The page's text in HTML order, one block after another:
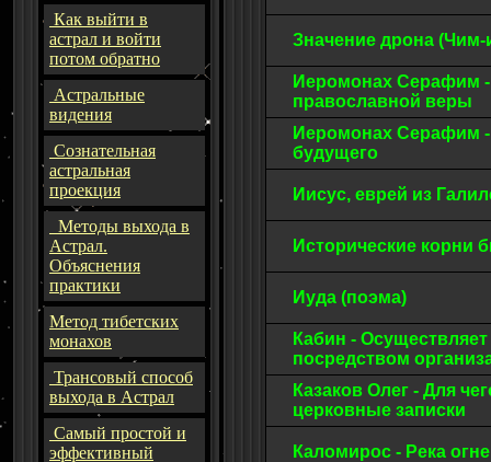
Как выйти в
астрал и войти
потом обратно
Астральные
видения
Сознательная
астральная
проекция
Методы выхода в
Астрал.
Объяснения
практики
Метод тибетских
монахов
Трансовый способ
выхода в Астрал
Самый простой и
эффективный
Значение дрона
Иеромонах Серафим
православной веры
Иеромонах Серафим
будущего
Иисус, еврей из
Исторические корни
Иуда (поэма)
Кабин -
посредством
Казаков Олег - Для
церковные записки
Каломирос - Река